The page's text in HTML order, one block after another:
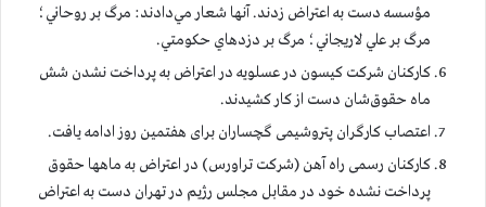
مؤسسه دست به اعتراض زدند. آنها شعار مي‌دادند: مرگ بر روحاني؛
مرگ بر علي لاريجاني؛ مرگ بر دزدهاي حكومتي.
کارکنان شرکت کیسون در عسلویه در اعتراض به پرداخت نشدن شش
ماه حقوق‌شان دست از کار کشیدند.
اعتصاب کارگران پتروشیمی گچساران برای هفتمین روز ادامه یافت.
کارکنان رسمی راه آهن (شرکت تراورس) در اعتراض به ماهها حقوق
پرداخت نشده خود در مقابل مجلس رژیم در تهران دست به اعتراض